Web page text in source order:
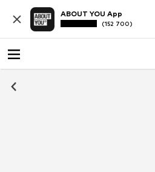
ABOUT YOU App
(152 700)